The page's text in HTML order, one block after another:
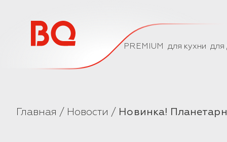
PREMIUM для кухни для
Главная Новости Новинка!